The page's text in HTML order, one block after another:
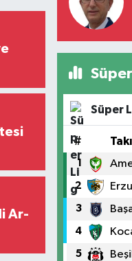
Ar-
Süper
#
1
2
3
4
5